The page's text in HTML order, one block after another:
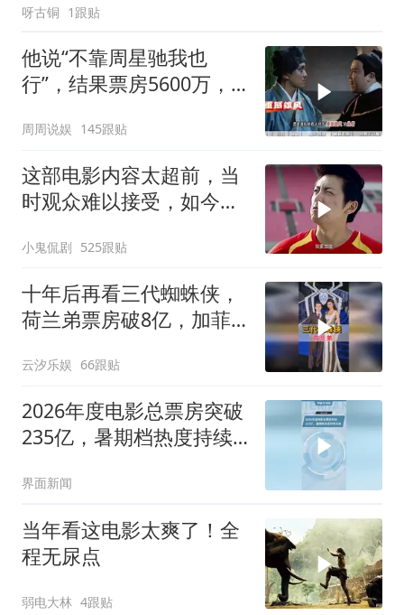
呀古铜 1跟贴
他说“不靠周星驰我也
行”，结果票房5600万，
周周说娱 145跟贴
这部电影内容太超前，当
时观众难以接受，如今却
小鬼侃剧 525跟贴
十年后再看三代蜘蛛侠，
荷兰弟票房破8亿，加菲
云汐乐娱 66跟贴
2026年度电影总票房突破
235亿，暑期档热度持续
界面新闻
当年看这电影太爽了！全
程无尿点
弱电大林 4跟贴